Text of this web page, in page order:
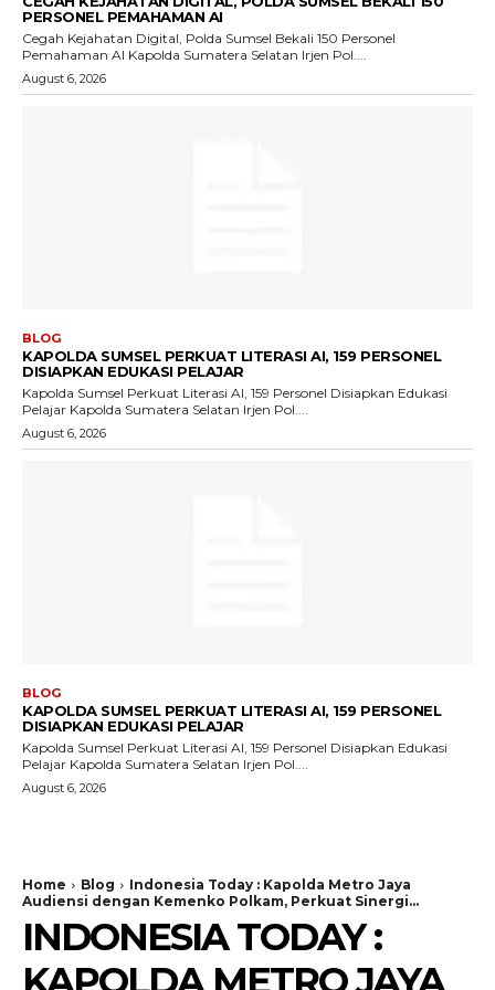
PERSONEL PEMAHAMAN AI
Cegah Kejahatan Digital, Polda Sumsel Bekali 150 Personel
Pemahaman AI Kapolda Sumatera Selatan Irjen Pol....
August 6, 2026
BLOG
KAPOLDA SUMSEL PERKUAT LITERASI AI, 159 PERSONEL
DISIAPKAN EDUKASI PELAJAR
Kapolda Sumsel Perkuat Literasi AI, 159 Personel Disiapkan Edukasi
Pelajar Kapolda Sumatera Selatan Irjen Pol....
August 6, 2026
BLOG
KAPOLDA SUMSEL PERKUAT LITERASI AI, 159 PERSONEL
DISIAPKAN EDUKASI PELAJAR
Kapolda Sumsel Perkuat Literasi AI, 159 Personel Disiapkan Edukasi
Pelajar Kapolda Sumatera Selatan Irjen Pol....
August 6, 2026